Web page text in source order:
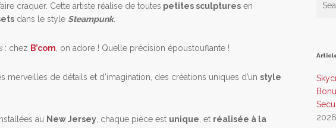
craquer. Cette artiste réalise de toutes petites sculptures en
dans le style Steampunk.
: chez B’com , on adore ! Quelle précision époustouflante !
merveilles de détails et d’imagination, des créations uniques d’unstyle
au New Jersey , chaque pièce est unique , et réalisée à la
2026